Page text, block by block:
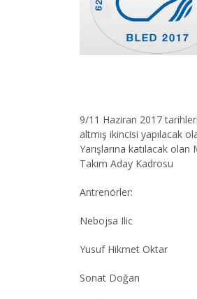
9/11 Haziran 2017
altmış ikincisi yapılacak
Yarışlarına katılacak olan
Takım Aday Kadrosu
Antrenörler:
Nebojsa Ilic
Yusuf Hikmet Oktar
Sonat Doğan